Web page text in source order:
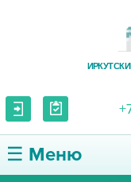
☰ Меню